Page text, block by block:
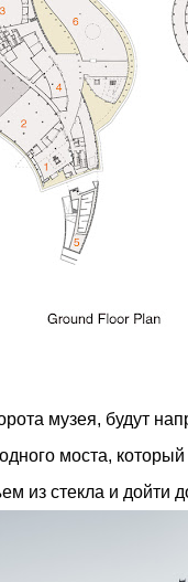
музея, будут
моста,
из стекла и дойти